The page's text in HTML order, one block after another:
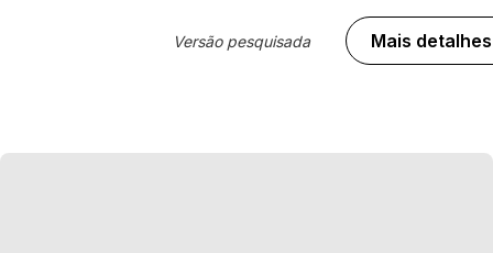
Versão pesquisada Mais detalhes